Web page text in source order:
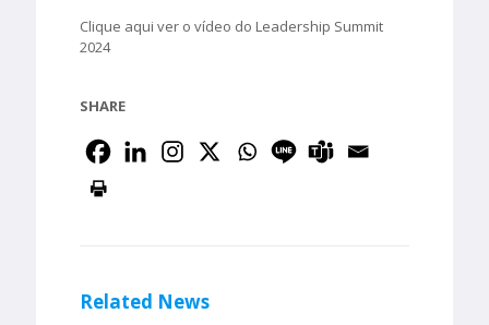
Clique aqui ver o vídeo do Leadership Summit
2024
SHARE
Related News